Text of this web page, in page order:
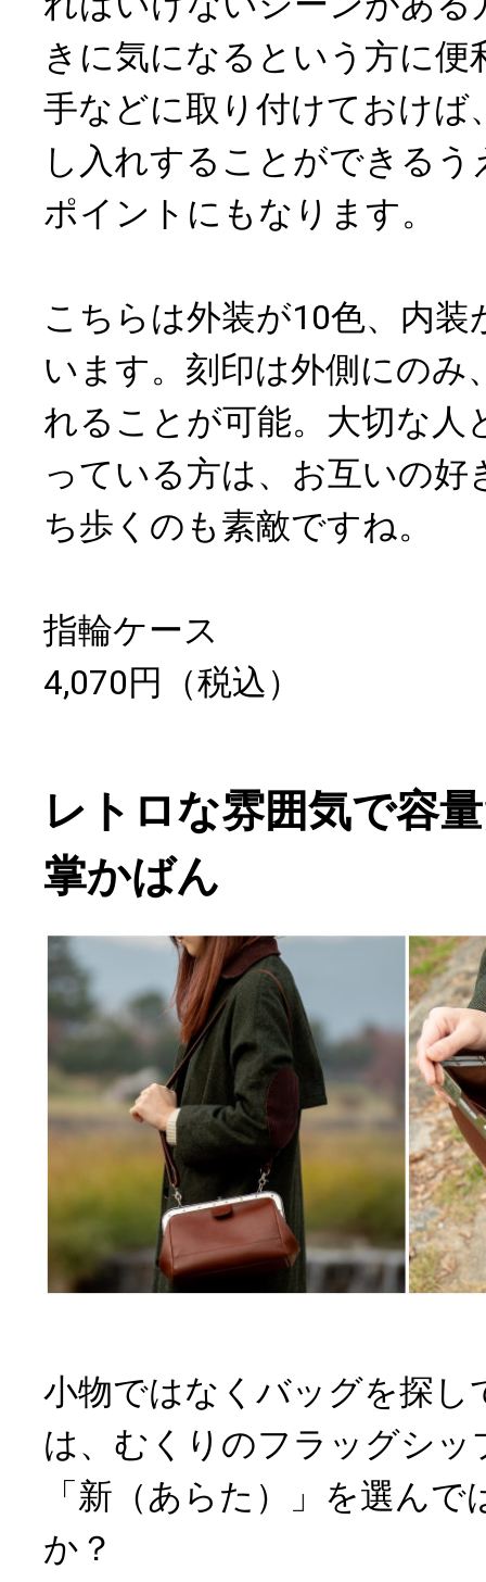
きに気になるという方に便
手などに取り付けておけば
し入れすることができる
ポイントにもなります。
こちらは外装が10色、内装
います。刻印は外側にのみ
れることが可能。大切な人
っている方は、お互いの好
ち歩くのも素敵ですね。
指輪ケース
4,070円（税込）
レトロな雰囲気で容
掌かばん
小物ではなくバッグを探し
は、むくりのフラッグシ
「新（あらた）」を選ん
か？